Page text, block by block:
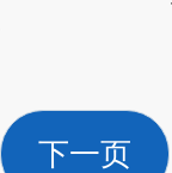
下一页